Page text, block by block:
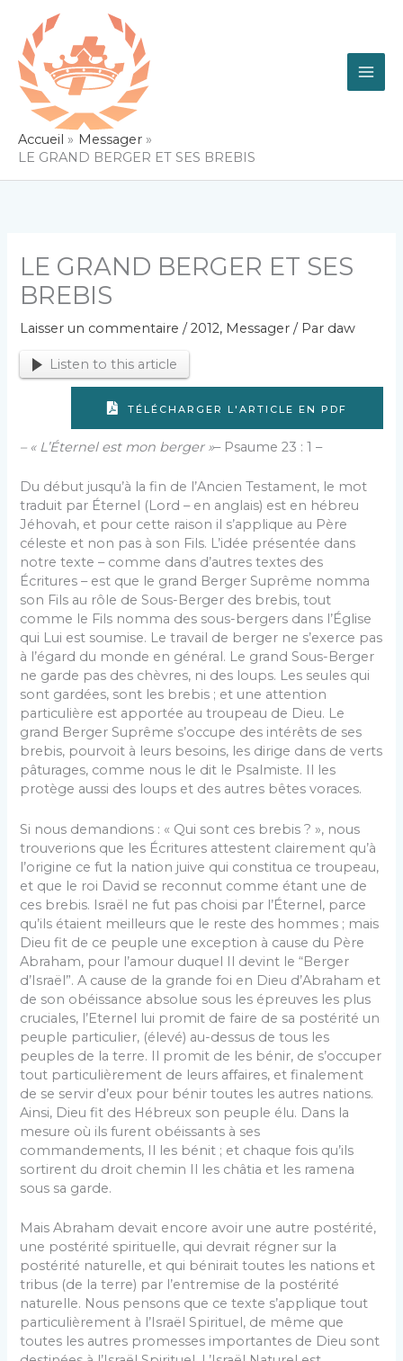
contenu
Accueil
Messager
LE GRAND BERGER ET SES BREBIS
LE GRAND BERGER ET SES
BREBIS
Laisser un commentaire /2012, Messager / Par daw
Listen to this article
TÉLÉCHARGER L'ARTICLE EN PDF
– « L’Éternel est mon berger »– Psaume 23 : 1 –
Du début jusqu’à la fin de l’Ancien Testament, le mot
traduit par Éternel (Lord – en anglais) est en hébreu
Jéhovah, et pour cette raison il s’applique au Père
céleste et non pas à son Fils. L’idée présentée dans
notre texte – comme dans d’autres textes des
Écritures – est que le grand Berger Suprême nomma
son Fils au rôle de Sous-Berger des brebis, tout
comme le Fils nomma des sous-bergers dans l’Église
qui Lui est soumise. Le travail de berger ne s’exerce pas
à l’égard du monde en général. Le grand Sous-Berger
ne garde pas des chèvres, ni des loups. Les seules qui
sont gardées, sont les brebis ; et une attention
particulière est apportée au troupeau de Dieu. Le
grand Berger Suprême s’occupe des intérêts de ses
brebis, pourvoit à leurs besoins, les dirige dans de verts
pâturages, comme nous le dit le Psalmiste. Il les
protège aussi des loups et des autres bêtes voraces.
Si nous demandions : « Qui sont ces brebis ? », nous
trouverions que les Écritures attestent clairement qu’à
l’origine ce fut la nation juive qui constitua ce troupeau,
et que le roi David se reconnut comme étant une de
ces brebis. Israël ne fut pas choisi par l’Éternel, parce
qu’ils étaient meilleurs que le reste des hommes ; mais
Dieu fit de ce peuple une exception à cause du Père
Abraham, pour l’amour duquel Il devint le “Berger
d’Israël”. A cause de la grande foi en Dieu d’Abraham et
de son obéissance absolue sous les épreuves les plus
cruciales, l’Eternel lui promit de faire de sa postérité un
peuple particulier, (élevé) au-dessus de tous les
peuples de la terre. Il promit de les bénir, de s’occuper
tout particulièrement de leurs affaires, et finalement
de se servir d’eux pour bénir toutes les autres nations.
Ainsi, Dieu fit des Hébreux son peuple élu. Dans la
mesure où ils furent obéissants à ses
commandements, Il les bénit ; et chaque fois qu’ils
sortirent du droit chemin Il les châtia et les ramena
sous sa garde.
Mais Abraham devait encore avoir une autre postérité,
une postérité spirituelle, qui devrait régner sur la
postérité naturelle, et qui bénirait toutes les nations et
tribus (de la terre) par l’entremise de la postérité
naturelle. Nous pensons que ce texte s’applique tout
particulièrement à l’Israël Spirituel, de même que
toutes les autres promesses importantes de Dieu sont